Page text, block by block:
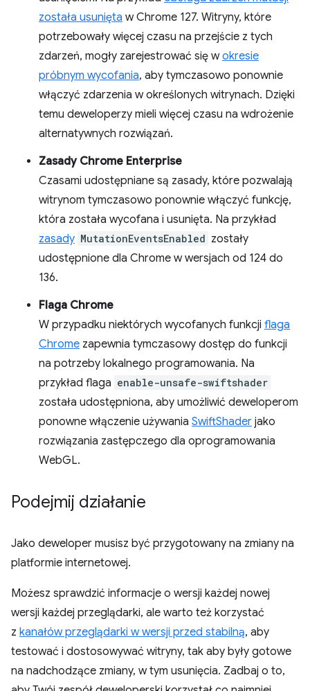
została usunięta w Chrome 127. Witryny, które
potrzebowały więcej czasu na przejście z tych
zdarzeń, mogły zarejestrować się wokresie
próbnym wycofania, aby tymczasowo ponownie
włączyć zdarzenia w określonych witrynach. Dzięki
temu deweloperzy mieli więcej czasu na wdrożenie
alternatywnych rozwiązań.
Zasady Chrome Enterprise
Czasami udostępniane są zasady, które pozwalają
witrynom tymczasowo ponownie włączyć funkcję,
która została wycofana i usunięta. Na przykład
zasady MutationEventsEnabled zostały
udostępnione dla Chrome w wersjach od 124 do
136.
Flaga Chrome
W przypadku niektórych wycofanych funkcji flaga
Chrome zapewnia tymczasowy dostęp do funkcji
na potrzeby lokalnego programowania. Na
przykład flaga enable-unsafe-swiftshader
została udostępniona, aby umożliwić deweloperom
ponowne włączenie używania SwiftShader jako
rozwiązania zastępczego dla oprogramowania
WebGL.
Podejmij działanie
Jako deweloper musisz być przygotowany na zmiany na
platformie internetowej.
Możesz sprawdzić informacje o wersji każdej nowej
wersji każdej przeglądarki, ale warto też korzystać
z kanałów przeglądarki w wersji przed stabilną, aby
testować i dostosowywać witryny, tak aby były gotowe
na nadchodzące zmiany, w tym usunięcia. Zadbaj o to,